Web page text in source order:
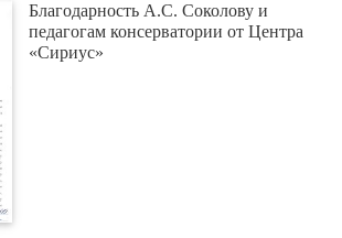
Благодарность А.С. Соколову и
педагогам консерватории от Центра
«Сириус»